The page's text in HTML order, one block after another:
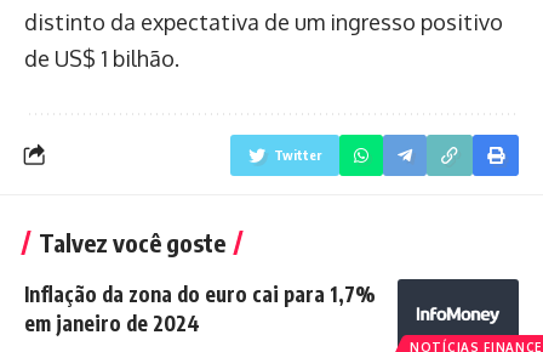
distinto da expectativa de um ingresso positivo
de US$ 1 bilhão.
Twitter
Talvez você goste
NOTÍCIAS
Inflação da zona do euro cai para 1,7%
em janeiro de 2024